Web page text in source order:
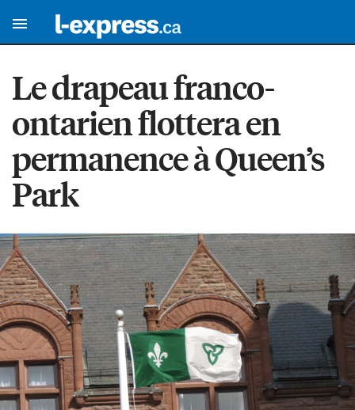
Le drapeau franco-
ontarien flottera en
permanence à Queen’s
Park